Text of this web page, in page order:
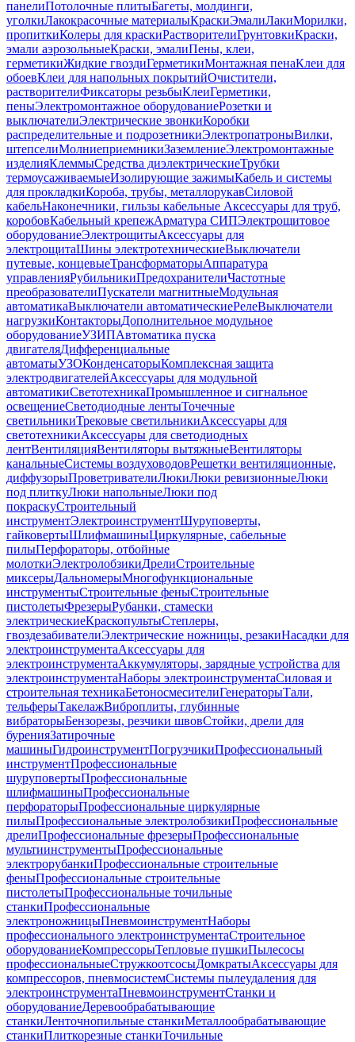
панелиПотолочные плитыБагеты, молдинги,
уголкиЛакокрасочные материалыКраскиЭмалиЛакиМорилки,
пропиткиКолеры для краскиРастворителиГрунтовкиКраски,
эмали аэрозольныеКраски, эмалиПены, клеи,
герметикиЖидкие гвоздиГерметикиМонтажная пенаКлеи для
обоевКлеи для напольных покрытийОчистители,
растворителиФиксаторы резьбыКлеиГерметики,
пеныЭлектромонтажное оборудованиеРозетки и
выключателиЭлектрические звонкиКоробки
распределительные и подрозетникиЭлектропатроныВилки,
штепселиМолниеприемникиЗаземлениеЭлектромонтажные
изделияКлеммыСредства диэлектрическиеТрубки
термоусаживаемыеИзолирующие зажимыКабель и системы
для прокладкиКороба, трубы, металлорукавСиловой
кабельНаконечники, гильзы кабельные Аксессуары для труб,
коробовКабельный крепежАрматура СИПЭлектрощитовое
оборудованиеЭлектрощитыАксессуары для
электрощитаШины электротехническиеВыключатели
путевые, концевыеТрансформаторыАппаратура
управленияРубильникиПредохранителиЧастотные
преобразователиПускатели магнитныеМодульная
автоматикаВыключатели автоматическиеРелеВыключатели
нагрузкиКонтакторыДополнительное модульное
оборудованиеУЗИПАвтоматика пуска
двигателяДифференциальные
автоматыУЗОКонденсаторыКомплексная защита
электродвигателейАксессуары для модульной
автоматикиСветотехникаПромышленное и сигнальное
освещениеСветодиодные лентыТочечные
светильникиТрековые светильникиАксессуары для
светотехникиАксессуары для светодиодных
лентВентиляцияВентиляторы вытяжныеВентиляторы
канальныеСистемы воздуховодовРешетки вентиляционные,
диффузорыПроветривателиЛюкиЛюки ревизионныеЛюки
под плиткуЛюки напольныеЛюки под
покраскуСтроительный
инструментЭлектроинструментШуруповерты,
гайковертыШлифмашиныЦиркулярные, сабельные
пилыПерфораторы, отбойные
молоткиЭлектролобзикиДрелиСтроительные
миксерыДальномерыМногофункциональные
инструментыСтроительные феныСтроительные
пистолетыФрезерыРубанки, стамески
электрическиеКраскопультыСтеплеры,
гвоздезабивателиЭлектрические ножницы, резакиНасадки для
электроинструментаАксессуары для
электроинструментаАккумуляторы, зарядные устройства для
электроинструментаНаборы электроинструментаСиловая и
строительная техникаБетоносмесителиГенераторыТали,
тельферыТакелажВиброплиты, глубинные
вибраторыБензорезы, резчики швовСтойки, дрели для
буренияЗатирочные
машиныГидроинструментПогрузчикиПрофессиональный
инструментПрофессиональные
шуруповертыПрофессиональные
шлифмашиныПрофессиональные
перфораторыПрофессиональные циркулярные
пилыПрофессиональные электролобзикиПрофессиональные
дрелиПрофессиональные фрезерыПрофессиональные
мультиинструментыПрофессиональные
электрорубанкиПрофессиональные строительные
феныПрофессиональные строительные
пистолетыПрофессиональные точильные
станкиПрофессиональные
электроножницыПневмоинструментНаборы
профессионального электроинструментаСтроительное
оборудованиеКомпрессорыТепловые пушкиПылесосы
профессиональныеСтружкоотсосыДомкратыАксессуары для
компрессоров, пневмосистемСистемы пылеудаления для
электроинструментаПневмоинструментСтанки и
оборудованиеДеревообрабатывающие
станкиЛенточнопильные станкиМеталлообрабатывающие
станкиПлиткорезные станкиТочильные